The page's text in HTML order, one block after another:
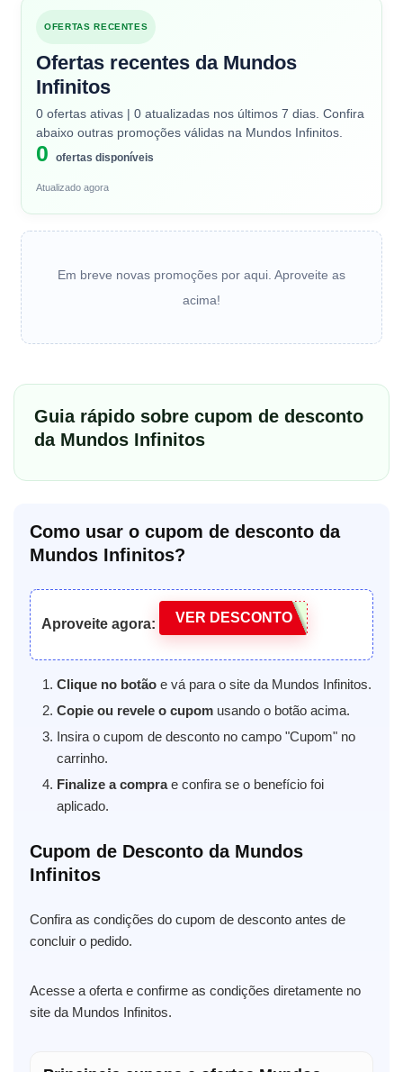
OFERTAS RECENTES
Ofertas recentes da Mundos
Infinitos
0 ofertas ativas | 0 atualizadas nos últimos 7 dias. Confira
abaixo outras promoções válidas na Mundos Infinitos.
0 ofertas disponíveis
Atualizado agora
Em breve novas promoções por aqui. Aproveite as
acima!
Guia rápido sobre cupom de desconto
da Mundos Infinitos
Como usar o cupom de desconto da
Mundos Infinitos?
Aproveite agora: VER DESCONTO
Clique no botão e vá para o site da Mundos Infinitos.
Copie ou revele o cupom usando o botão acima.
Insira o cupom de desconto no campo "Cupom" no
carrinho.
Finalize a comprae confira se o benefício foi
aplicado.
Cupom de Desconto da Mundos
Infinitos
Confira as condições do cupom de desconto antes de
concluir o pedido.
Acesse a oferta e confirme as condições diretamente no
site da Mundos Infinitos.